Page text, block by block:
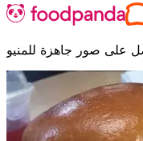
على صور جاهزة للمنيو